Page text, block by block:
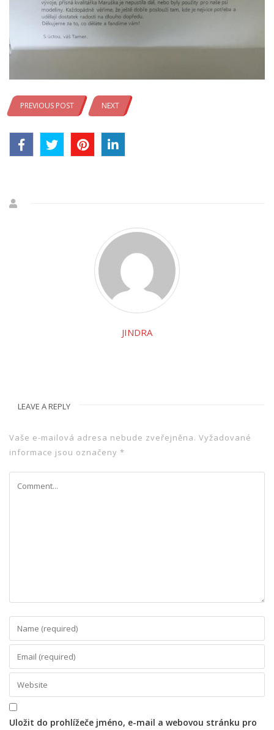
PREVIOUS POST NEXT
JINDRA
LEAVE A REPLY
Vaše e-mailová adresa nebude zveřejněna. Vyžadované
informace jsou označeny *
Uložit do prohlížeče jméno, e-mail a webovou stránku pro